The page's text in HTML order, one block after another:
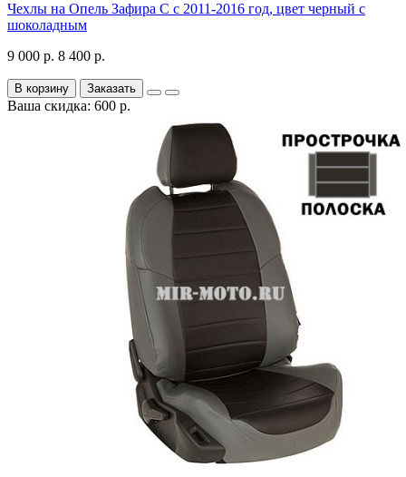
Чехлы на Опель Зафира С с 2011-2016 год, цвет черный с
шоколадным
9 000 р. 8 400 р.
В корзину Заказать
Ваша скидка: 600 р.